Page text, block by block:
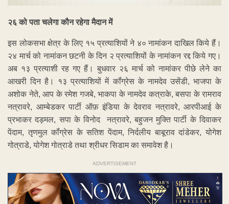
२६ को पता चलेगा कौन रहेगा मैदान में
इस लोकसभा क्षेत्र के लिए १५ प्रत्याशियों ने ४० नामांकन दाखिल किये हैं।
२४ मार्च को नामांकन छटनी के दिन २ प्रत्याशियों के नामांकन रद्द किये गए।
अब १३ प्रत्याशी रह गए हैं। बुधवार २६ मार्च को नामांकर पीछे लेने का
आखरी दिन है। १३ प्रत्याशियों में कॉंग्रेस के नामदेव उसेंडी, भाजपा के
अशोक नेते, आप के रमेश गजबे, भाकपा के नामदेव कत्राके, बसपा के रामराव
नत्रावरे, आम्बेडकर पार्टी ऑफ़ इंडिया के देवराव नत्रावरे, आरपीआई के
प्रभाकर दड़मल, सपा के विनोद नत्रावरे, बहुजन मुक्ति पार्टी के दिवाकर
पेंदाम, तृणमुल कॉंग्रेस के सतिश पेंदाम, निर्दलीय बाबूराव दांडेकर, योगेश
गोत्राडे, योगेश गोत्राडे तथा श्रीधर सिडाम का समावेश है।
ADVERTISEMENT